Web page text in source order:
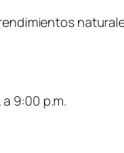
a 9:00 p.m.